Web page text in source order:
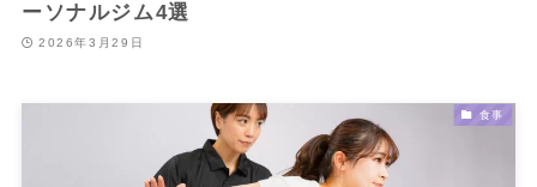
ーソナルジム4選
2026年3月29日
食事